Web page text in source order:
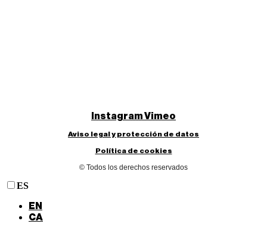
InstagramVimeo
Aviso legal y protección de datos
Política de cookies
© Todos los derechos reservados
ES
EN
CA